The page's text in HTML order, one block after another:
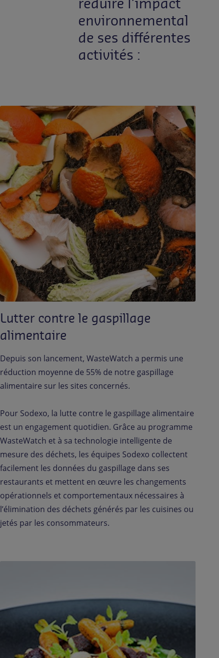
environnemental
de ses différentes
activités :
Lutter contre le gaspillage
alimentaire
Depuis son lancement, WasteWatch a permis une
réduction moyenne de 55% de notre gaspillage
alimentaire sur les sites concernés.
Pour Sodexo, la lutte contre le gaspillage alimentaire
est un engagement quotidien. Grâce au programme
WasteWatch et à sa technologie intelligente de
mesure des déchets, les équipes Sodexo collectent
facilement les données du gaspillage dans ses
restaurants et mettent en œuvre les changements
opérationnels et comportementaux nécessaires à
l’élimination des déchets générés par les cuisines ou
jetés par les consommateurs.